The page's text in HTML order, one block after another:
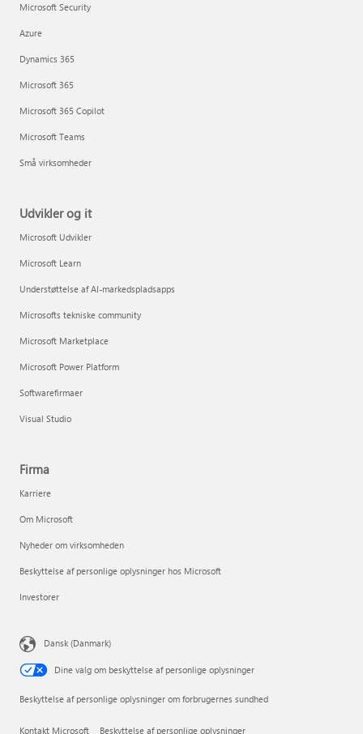
Microsoft Security
Azure
Dynamics 365
Microsoft 365
Microsoft 365 Copilot
Microsoft Teams
Små virksomheder
Udvikler og it
Microsoft Udvikler
Microsoft Learn
Understøttelse af AI-markedspladsapps
Microsofts tekniske community
Microsoft Marketplace
Microsoft Power Platform
Softwarefirmaer
Visual Studio
Firma
Karriere
Om Microsoft
Nyheder om virksomheden
Beskyttelse af personlige oplysninger hos Microsoft
Investorer
Dansk (Danmark)
Dine valg om beskyttelse af personlige oplysninger
Beskyttelse af personlige oplysninger om forbrugernes sundhed
Kontakt Microsoft Beskyttelse af personlige oplysninger